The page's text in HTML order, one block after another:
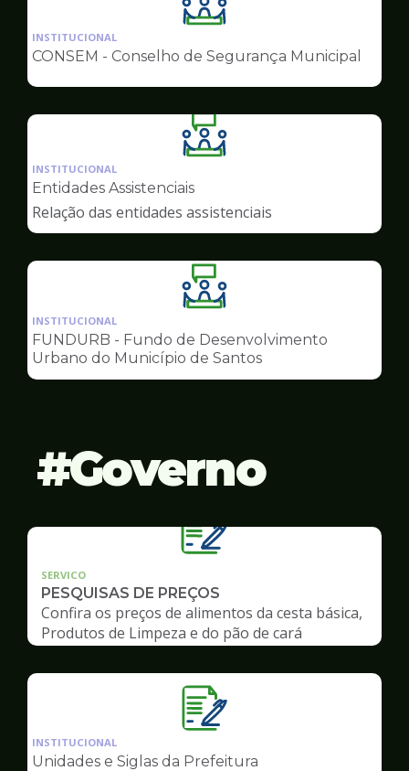
Ilustração
da
pagina
Conselhos
INSTITUCIONAL
CONSEM - Conselho de Segurança Municipal
Ilustração
da
de
Conselhos
INSTITUCIONAL
Entidades Assistenciais
Relação das entidades assistenciais
Ilustração
da
pagina
de
Conselhos
INSTITUCIONAL
FUNDURB - Fundo de Desenvolvimento
Urbano do Município de Santos
Governo
SERVICO
PESQUISAS DE PREÇOS
Confira os preços de alimentos da cesta básica,
Produtos de Limpeza e do pão de cará
Ilustração
da
pagina
INSTITUCIONAL
Unidades e Siglas da Prefeitura